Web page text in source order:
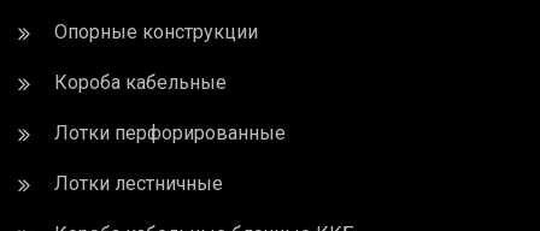
Опорные конструкции
Короба кабельные
Лотки перфорированные
Лотки лестничные